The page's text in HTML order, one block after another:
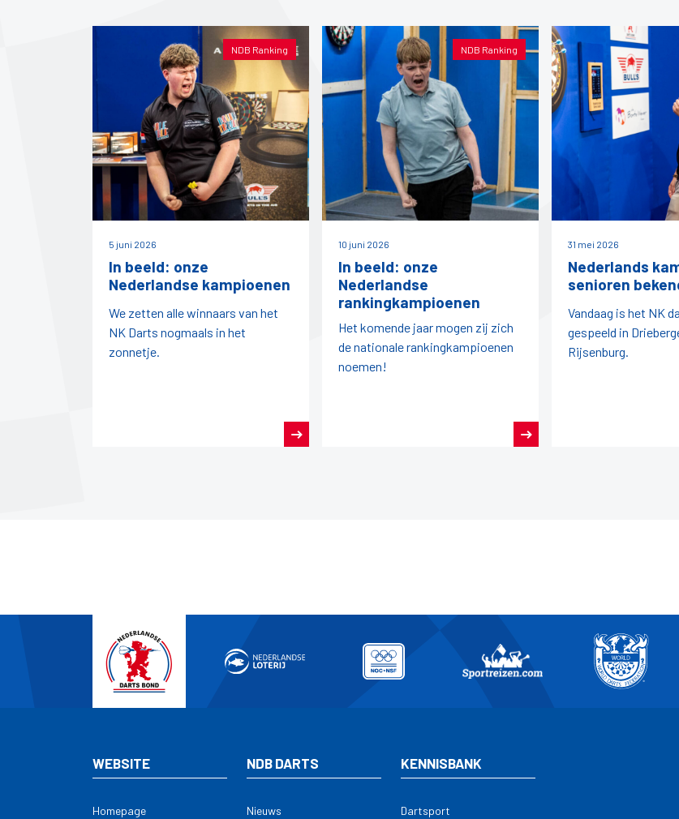
NDB Ranking
5 juni 2026
In beeld: onze
Nederlandse kampioenen
We zetten alle winnaars van het
NK Darts nogmaals in het
zonnetje.
NDB Ranking
10 juni 2026
In beeld: onze
Nederlandse
rankingkampioenen
Het komende jaar mogen zij zich
de nationale rankingkampioenen
noemen!
31 mei 2026
Nederlands
senioren
Vandaag is het NK
gespeeld in
Rijsenburg.
WEBSITE
Homepage
NDB DARTS
Nieuws
KENNISBANK
Dartsport